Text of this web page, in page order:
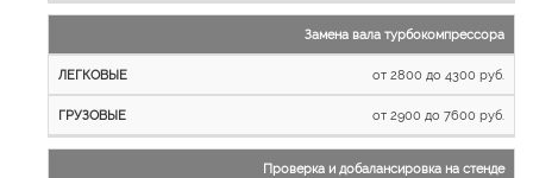
Замена вала турбокомпрессора
от 2800 до 4300 руб.
от 2900 до 7600 руб.
Проверка и добалансировка на стенде